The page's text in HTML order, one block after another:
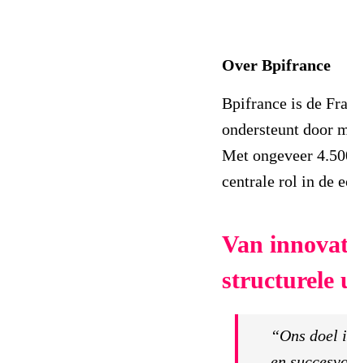
Over Bpifrance
Bpifrance is de
ondersteunt door
Met ongeveer
centrale rol in de
Van
structurele
“Ons doel